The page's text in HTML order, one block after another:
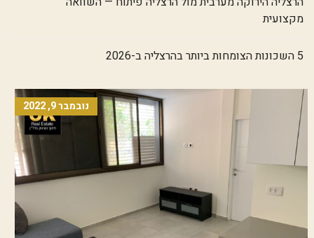
מקצועית
5 השכונות הצומחות ביותר בהרצליה ב-2026
נובמבר 9, 2022